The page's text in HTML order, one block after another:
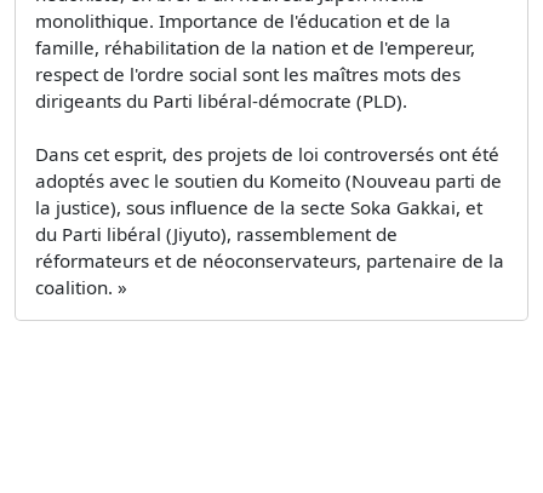
monolithique. Importance de l'éducation et de la
famille, réhabilitation de la nation et de l'empereur,
respect de l'ordre social sont les maîtres mots des
dirigeants du Parti libéral-démocrate (PLD).
Dans cet esprit, des projets de loi controversés ont été
adoptés avec le soutien du Komeito (Nouveau parti de
la justice), sous influence de la secte Soka Gakkai, et
du Parti libéral (Jiyuto), rassemblement de
réformateurs et de néoconservateurs, partenaire de la
coalition. »